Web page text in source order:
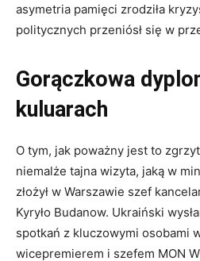
asymetria pamięci zrodziła
politycznych przeniósł się w
Gorączkowa
kuluarach
O tym, jak poważny jest to
niemalże tajna wizyta, jaką w
złożył w Warszawie szef
Kyryło Budanow. Ukraiński
spotkań z kluczowymi osobami
wicepremierem i szefem MON